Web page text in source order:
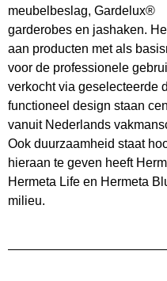
meubelbeslag, Gardelux®
garderobes en jashaken.
aan producten met als
voor de professionele
verkocht via geselecteerde
functioneel design staan
vanuit Nederlands
Ook duurzaamheid staat
hieraan te geven heeft
Hermeta Life en Hermeta
milieu.